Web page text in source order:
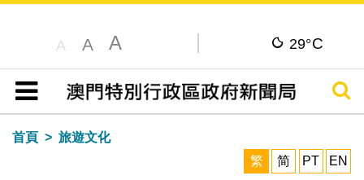
A A A 29°C
目錄
搜尋
首頁
旅遊文化
繁
简 PT EN